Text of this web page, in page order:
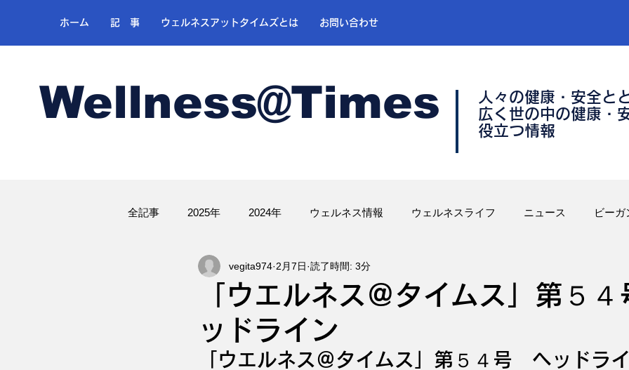
ホーム 記 事 ウェルネスアットタイムズとは お問い合わせ
Wellness@Times
人々の健康・安全と
広く世の中の健康・
​役立つ情報
全記事 2025年 2024年 ウェルネス情報 ウェルネスライフ ニュース ビーガ
「ウエルネス＠タイムス」第５
ッドライン
vegita974 2月7日 読了時間: 3分
「ウエルネス＠タイムス」第５４号　ヘッドラ